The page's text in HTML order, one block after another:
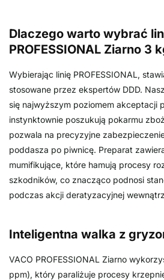
Dlaczego warto wybrać
PROFESSIONAL Ziarno 3
Wybierając linię PROFESSIONAL,
stosowane przez ekspertów DDD.
się najwyższym poziomem akceptacji
instynktownie poszukują pokarmu
pozwala na precyzyjne
poddasza po piwnicę. Preparat
mumifikujące, które hamują procesy
szkodników, co znacząco podnosi
podczas akcji deratyzacyjnej
Inteligentna walka z
VACO PROFESSIONAL Ziarno
ppm), który paraliżuje procesy